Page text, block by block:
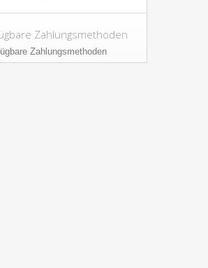
Zahlungsmethoden